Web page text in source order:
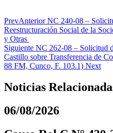
PrevAnteriorNC 240-08 –
Reestructuración Social de la
y Otras
Siguiente NC 262-08 – Solicitud
Castillo sobre Transferencia de
88 FM, Cunco, F. 103.1) Next
Noticias
06/08/2026